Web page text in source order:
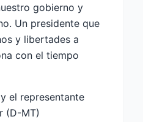
gobierno y
Un presidente que
y libertades a
con el tiempo
el representante
(D-MT)